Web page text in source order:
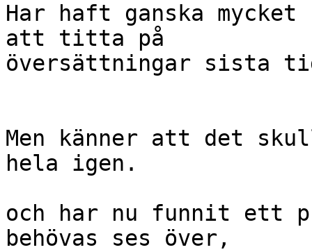
Har haft ganska mycket
att titta på
översättningar sista
Men känner att det
hela igen.
och har nu funnit ett
behövas ses över,